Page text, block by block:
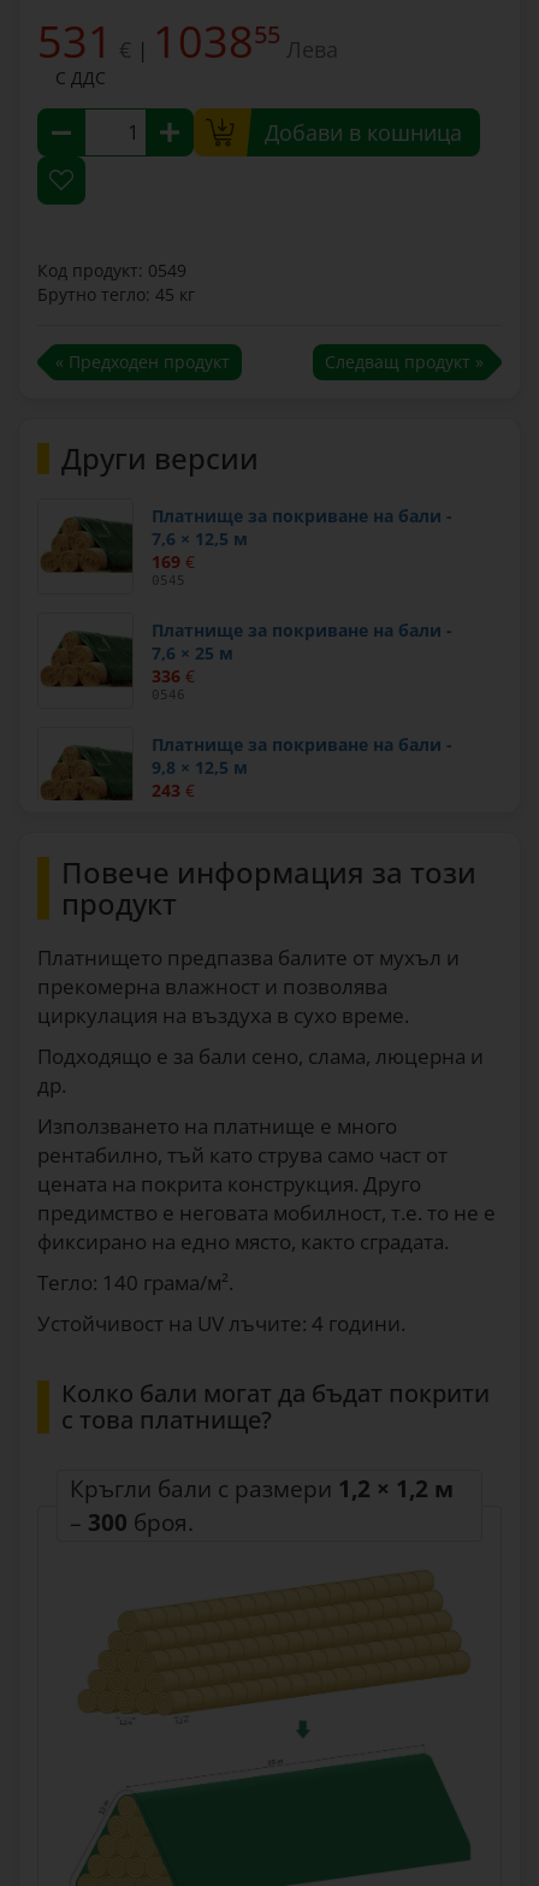
531 € | 103855 Лева
С ДДС
Добави в кошница
Код продукт: 0549
Брутно тегло: 45 кг
« Предходен продукт Следващ продукт »
Други версии
Платнище за покриване на бали -
7,6 × 12,5 м
169 €
0545
Платнище за покриване на бали -
7,6 × 25 м
336 €
0546
Платнище за покриване на бали -
9,8 × 12,5 м
243 €
Платнище за покриване на бали -
9,8 × 25 м
433
Платнище за покриване на бали -
15,6 × 25 м
68990€
Повече информация за този
продукт
Платнището предпазва балите от мухъл и
прекомерна влажност и позволява
циркулация на въздуха в сухо време.
Подходящо е за бали сено, слама, люцерна и
др.
Използването на платнище е много
рентабилно, тъй като струва само част от
цената на покрита конструкция. Друго
предимство е неговата мобилност, т.е. то не е
фиксирано на едно място, както сградата.
Тегло: 140 грама/м².
Устойчивост на UV лъчите: 4 години.
Колко бали могат да бъдат покрити
с това платнище?
Кръгли бали с размери 1,2 × 1,2 м
– 300 броя.